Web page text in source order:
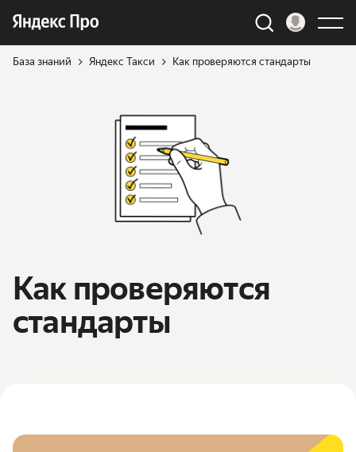
База знаний Яндекс Такси Как проверяются стандарты
Как проверяются
стандарты